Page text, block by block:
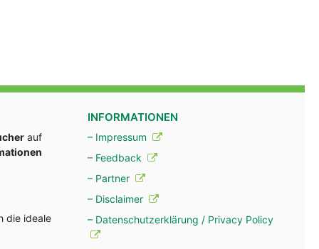
auf
die ideale
INFORMATIONEN
– Impressum
– Feedback
– Partner
– Disclaimer
– Datenschutzerklärung / Privacy Policy